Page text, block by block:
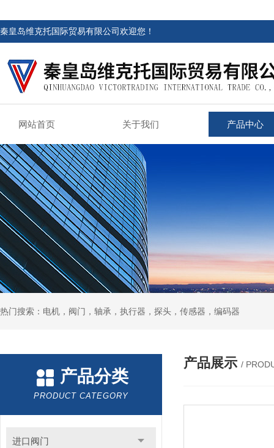
秦皇岛维克托国际贸易有限公司欢迎您！
网站首页 关于我们 产品中心
热门搜索：电机，阀门，轴承，执行器，探头，传感器，编码器
产品分类
PRODUCT CATEGORY
进口阀门
产品展示 /